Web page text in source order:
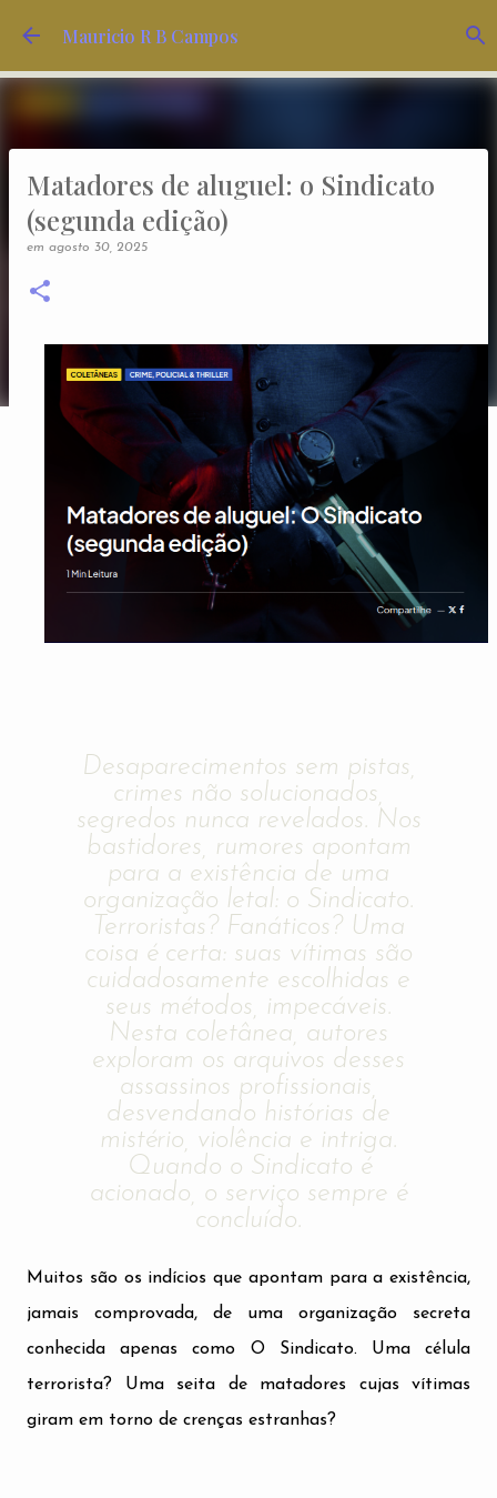
Pular para o conteúdo principal
Mauricio R B Campos
Matadores de aluguel: o Sindicato
(segunda edição)
em agosto 30, 2025
Desaparecimentos sem pistas,
crimes não solucionados,
segredos nunca revelados. Nos
bastidores, rumores apontam
para a existência de uma
organização letal: o Sindicato.
Terroristas? Fanáticos? Uma
coisa é certa: suas vítimas são
cuidadosamente escolhidas e
seus métodos, impecáveis.
Nesta coletânea, autores
exploram os arquivos desses
assassinos profissionais,
desvendando histórias de
mistério, violência e intriga.
Quando o Sindicato é
acionado, o serviço sempre é
concluído.
Muitos são os indícios que apontam para a existência,
jamais comprovada, de uma organização secreta
conhecida apenas como O Sindicato. Uma célula
terrorista? Uma seita de matadores cujas vítimas
giram em torno de crenças estranhas?